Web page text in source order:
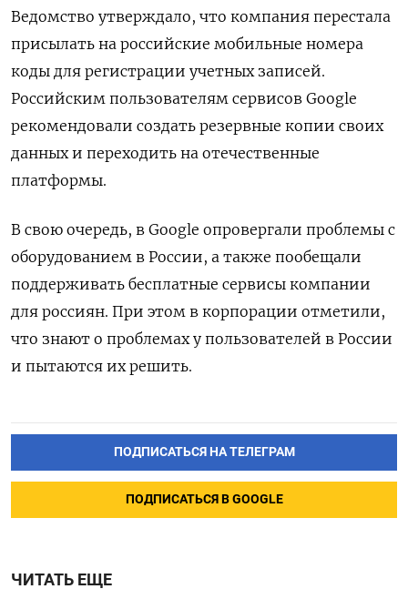
Ведомство утверждало, что компания перестала
присылать на российские мобильные номера
коды для регистрации учетных записей.
Российским пользователям сервисов Google
рекомендовали создать резервные копии своих
данных и переходить на отечественные
платформы.
В свою очередь, в Google опровергали проблемы с
оборудованием в России, а также пообещали
поддерживать бесплатные сервисы компании
для россиян. При этом в корпорации отметили,
что знают о проблемах у пользователей в России
и пытаются их решить.
ПОДПИСАТЬСЯ НА ТЕЛЕГРАМ
ПОДПИСАТЬСЯ В GOOGLE
ЧИТАТЬ ЕЩЕ